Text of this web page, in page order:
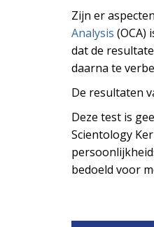
Zijn er
Analysis (OCA)
dat de
daarna te
De resultaten
Deze test is
Scientology
bedoeld voor